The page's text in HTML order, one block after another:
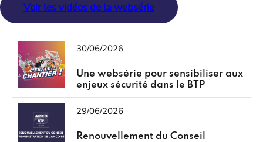
Voir les vidéos de la websérie
30/06/2026
Une websérie pour sensibiliser aux
enjeux sécurité dans le BTP
29/06/2026
Renouvellement du Conseil